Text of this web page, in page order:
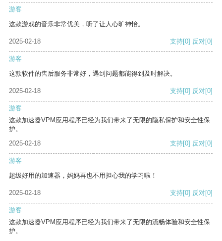
游客
这款游戏的音乐非常优美，听了让人心旷神怡。
2025-02-18 支持[0] 反对[0]
游客
这款软件的售后服务非常好，遇到问题都能得到及时解决。
2025-02-18 支持[0] 反对[0]
游客
这款加速器VPM应用程序已经为我们带来了无限的隐私保护和安全性保
护。
2025-02-18
支持[0] 反对[0]
游客
超级好用的加速器，妈妈再也不用担心我的学习啦！
2025-02-18 支持[0] 反对[0]
游客
这款加速器VPM应用程序已经为我们带来了无限的流畅体验和安全性保
护。